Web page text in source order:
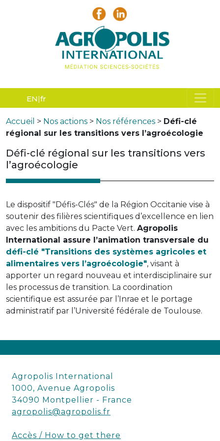
EN fr
Accueil > Nos actions > Nos références > Défi-clé
régional sur les transitions vers l’agroécologie
Défi-clé régional sur les transitions vers
l’agroécologie
Le dispositif "Défis-Clés" de la Région Occitanie vise à
soutenir des filières scientifiques d’excellence en lien
avec les ambitions du Pacte Vert. Agropolis
International assure l’animation transversale du
défi-clé "Transitions des systèmes agricoles et
alimentaires vers l’agroécologie", visant à
apporter un regard nouveau et interdisciplinaire sur
les processus de transition. La coordination
scientifique est assurée par l’Inrae et le portage
administratif par l’Université fédérale de Toulouse.
Agropolis International
1000, Avenue Agropolis
34090 Montpellier - France
agropolis@agropolis.fr
Accès / How to get there